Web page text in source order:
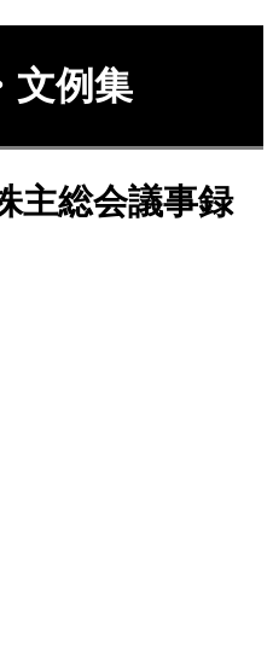
文例集
主総会議事録